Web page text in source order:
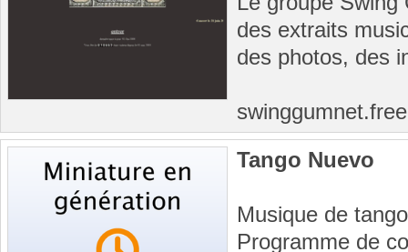
des extraits
des photos, des
Tango Nuevo
Musique de
Programme de